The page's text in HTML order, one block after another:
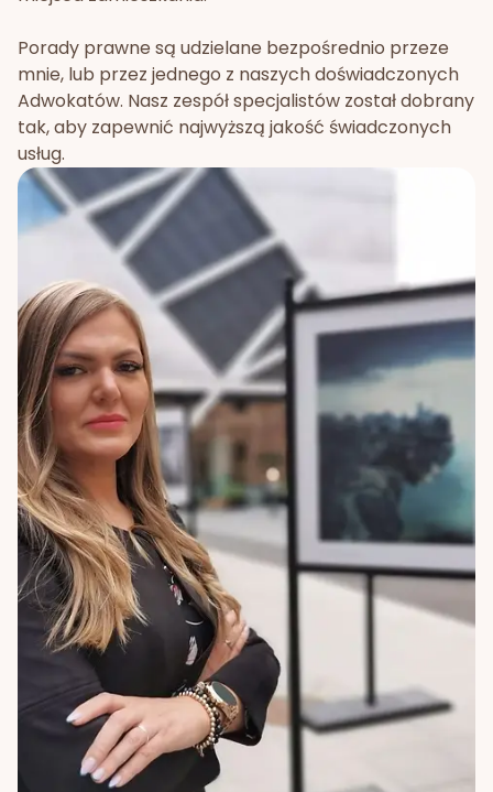
Porady prawne są udzielane bezpośrednio przeze
mnie, lub przez jednego z naszych doświadczonych
Adwokatów. Nasz zespół specjalistów został dobrany
tak, aby zapewnić najwyższą jakość świadczonych
usług.